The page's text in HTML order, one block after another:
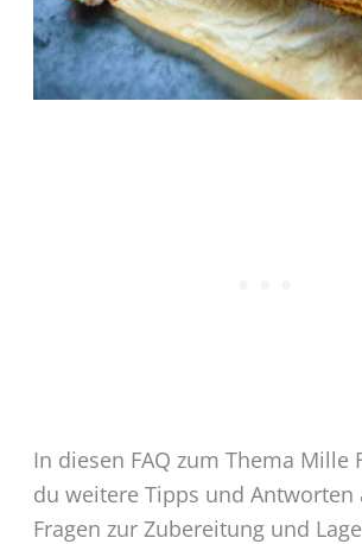
In diesen FAQ zum Thema Mille
du weitere Tipps und Antworten
Fragen zur Zubereitung und